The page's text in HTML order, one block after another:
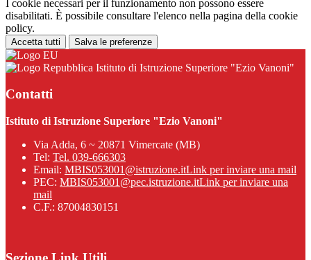
I cookie necessari per il funzionamento non possono essere
disabilitati. È possibile consultare l'elenco nella pagina della cookie
policy.
Accetta tutti Salva le preferenze
Istituto di Istruzione Superiore "Ezio Vanoni"
Contatti
Istituto di Istruzione Superiore "Ezio Vanoni"
Via Adda, 6 ~ 20871 Vimercate (MB)
Tel: Tel. 039-666303
Email: MBIS053001@istruzione.itLink per inviare una mail
PEC: MBIS053001@pec.istruzione.itLink per inviare una
mail
C.F.: 87004830151